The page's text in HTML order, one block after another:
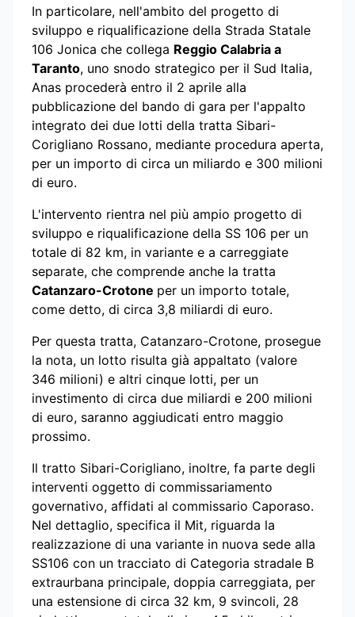
In particolare, nell'ambito del progetto di
sviluppo e riqualificazione della Strada Statale
106 Jonica che collega Reggio Calabria a
Taranto, uno snodo strategico per il Sud Italia,
Anas procederà entro il 2 aprile alla
pubblicazione del bando di gara per l'appalto
integrato dei due lotti della tratta Sibari-
Corigliano Rossano, mediante procedura aperta,
per un importo di circa un miliardo e 300 milioni
di euro.
L'intervento rientra nel più ampio progetto di
sviluppo e riqualificazione della SS 106 per un
totale di 82 km, in variante e a carreggiate
separate, che comprende anche la tratta
Catanzaro-Crotone per un importo totale,
come detto, di circa 3,8 miliardi di euro.
Per questa tratta, Catanzaro-Crotone, prosegue
la nota, un lotto risulta già appaltato (valore
346 milioni) e altri cinque lotti, per un
investimento di circa due miliardi e 200 milioni
di euro, saranno aggiudicati entro maggio
prossimo.
Il tratto Sibari-Corigliano, inoltre, fa parte degli
interventi oggetto di commissariamento
governativo, affidati al commissario Caporaso.
Nel dettaglio, specifica il Mit, riguarda la
realizzazione di una variante in nuova sede alla
SS106 con un tracciato di Categoria stradale B
extraurbana principale, doppia carreggiata, per
una estensione di circa 32 km, 9 svincoli, 28